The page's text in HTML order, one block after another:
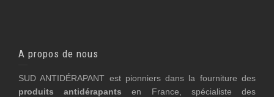
A propos de nous
SUD ANTIDÉRAPANT est pionniers dans la fourniture des
produits antidérapants en France, spécialiste des